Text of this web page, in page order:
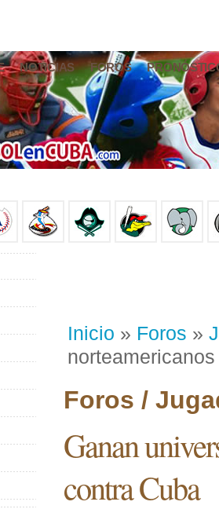
NOTICIAS FOROS
Inicio » Foros »
Foros /
Ganan
contra Cuba